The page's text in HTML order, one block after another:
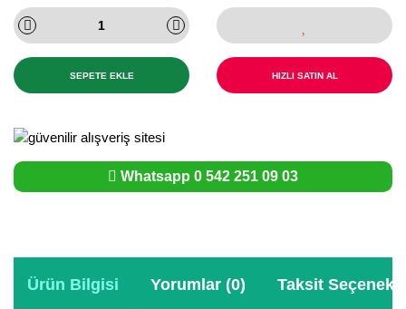
SEPETE EKLE HIZLI SATIN AL
Whatsapp 0 542 251 09 03
Ürün Bilgisi Yorumlar (0) Taksit